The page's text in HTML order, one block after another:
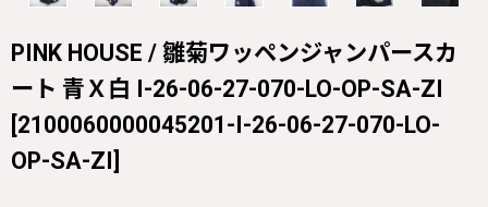
PINK HOUSE / 雛菊ワッペンジャンパースカ
ート 青Ｘ白 I-26-06-27-070-LO-OP-SA-ZI
[2100060000045201-I-26-06-27-070-LO-
OP-SA-ZI]